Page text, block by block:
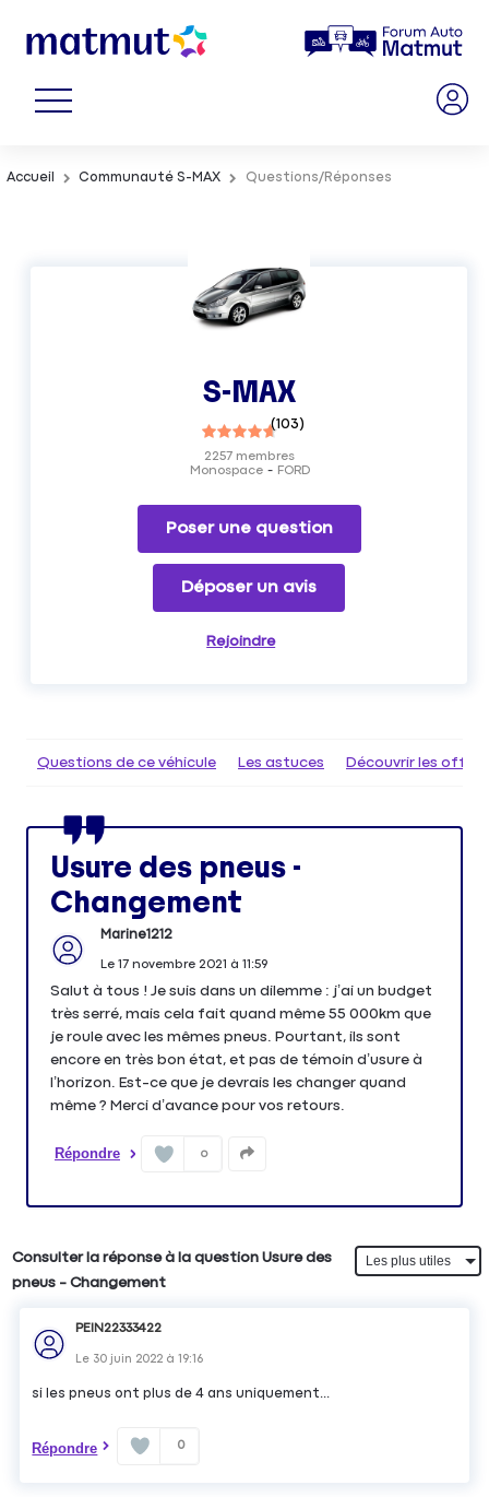
Accueil Communauté S-MAX Questions/Réponses
S-MAX
(103)
Monospace FORD
2257membres
Poser une question
Déposer un avis
Rejoindre
Questions de ce véhicule Les astuces Découvrir les
Usure des pneus -
Changement
Marine1212
Le 17 novembre 2021 à 11:59
Salut à tous ! Je suis dans un dilemme : j’ai un budget
très serré, mais cela fait quand même 55 000km que
je roule avec les mêmes pneus. Pourtant, ils sont
encore en très bon état, et pas de témoin d’usure à
l’horizon. Est-ce que je devrais les changer quand
même ? Merci d’avance pour vos retours.
Répondre 0
Consulter la réponse à la question Usure des
pneus - Changement
PEIN22333422
Le 30 juin 2022 à19:16
si les pneus ont plus de 4 ans uniquement...
Répondre 0